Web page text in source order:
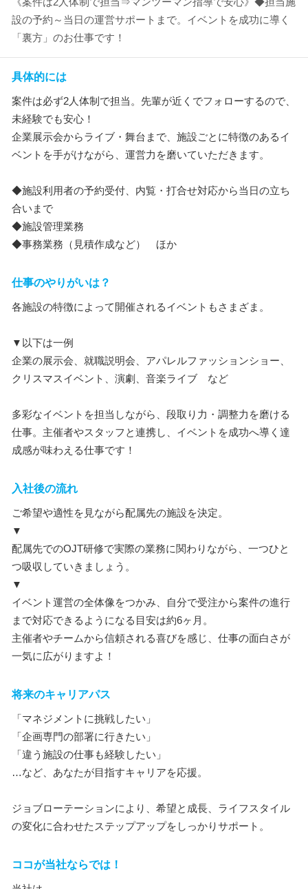
設の予約～当日の運営サポートまで。イベントを成功に導く
「裏方」のお仕事です！
具体的には
案件は必ず2人体制で担当。先輩が近くでフォローするので、
未経験でも安心！
企業展示会からライブ・舞台まで、施設ごとに特徴のあるイ
ベントを手がけながら、運営力を磨いていただきます。
◆施設利用者の予約受付、内覧・打合せ対応から当日の立ち
合いまで
◆施設管理業務
◆事務業務（見積作成など） ほか
仕事のやりがいは？
各施設の特徴によって開催されるイベントもさまざま。
▼以下は一例
企業の展示会、就職説明会、アパレルファッションショー、
クリスマスイベント、演劇、音楽ライブ など
多彩なイベントを担当しながら、段取り力・調整力を磨ける
仕事。主催者やスタッフと連携し、イベントを成功へ導く達
成感が味わえる仕事です！
入社後の流れ
ご希望や適性を見ながら配属先の施設を決定。
▼
配属先でのOJT研修で実際の業務に関わりながら、一つひと
つ吸収していきましょう。
▼
イベント運営の全体像をつかみ、自分で受注から案件の進行
まで対応できるようになる目安は約6ヶ月。
主催者やチームから信頼される喜びを感じ、仕事の面白さが
一気に広がりますよ！
将来のキャリアパス
「マネジメントに挑戦したい」
「企画専門の部署に行きたい」
「違う施設の仕事も経験したい」
…など、あなたが目指すキャリアを応援。
ジョブローテーションにより、希望と成長、ライフスタイル
の変化に合わせたステップアップをしっかりサポート。
ココが当社ならでは！